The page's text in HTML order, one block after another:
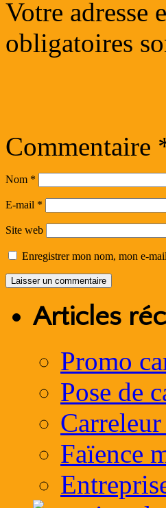
Votre adresse
obligatoires
Commentaire
Nom *
E-mail *
Site web
Enregistrer mon nom, mon e-
Articles
Promo
Pose de
Faïence